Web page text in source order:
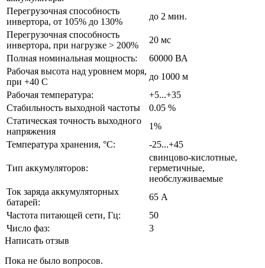
Перегрузочная способность
инвертора, от 105% до 130%
до 2 мин.
Перегрузочная способность
инвертора, при нагрузке > 200%
20 мс
Полная номинальная мощность:
60000 ВА
Рабочая высота над уровнем моря,
при +40 С
до 1000 м
Рабочая температура:
+5...+35
Стабильность выходной частоты
0.05 %
Статическая точность выходного
напряжения
1%
Температура хранения, °С:
-25...+45
Тип аккумуляторов:
свинцово-кислотные,
герметичные,
необслуживаемые
Ток заряда аккумуляторных
батарей:
65 А
Частота питающей сети, Гц:
50
Число фаз:
3
Написать отзыв
Пока не было вопросов.